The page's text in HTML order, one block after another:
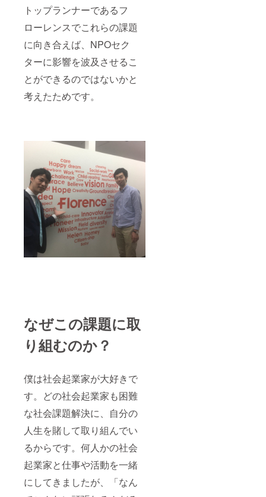
トップランナーであるフ
ローレンスでこれらの課題
に向き合えば、NPOセク
ターに影響を波及させるこ
とができるのではないかと
考えたためです。
なぜこの課題に取
り組むのか？
僕は社会起業家が大好きで
す。どの社会起業家も困難
な社会課題解決に、自分の
人生を賭して取り組んでい
るからです。何人かの社会
起業家と仕事や活動を一緒
にしてきましたが、「なん